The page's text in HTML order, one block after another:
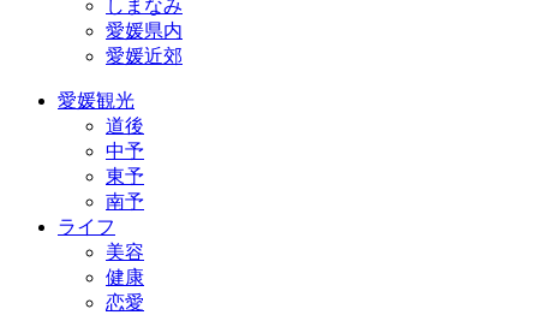
しまなみ
愛媛県内
愛媛近郊
愛媛観光
道後
中予
東予
南予
ライフ
美容
健康
恋愛